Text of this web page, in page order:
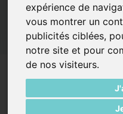
expérience de
vous montrer un
publicités ciblées,
notre site et pour
de nos visiteurs.